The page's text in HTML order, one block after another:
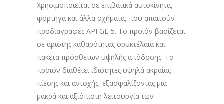
Χρησιμοποιείται σε επιβατικά αυτοκίνητα,
φορτηγά και άλλα οχήματα, που απαιτούν
προδιαγραφές API GL-5. Το προϊόν βασίζεται
σε άριστης καθαρότητας ορυκτέλαια και
πακέτα πρόσθετων υψηλής απόδοσης. Το
προϊόν διαθέτει ιδιότητες υψηλά ακραίας
πίεσης και αντοχής, εξασφαλίζοντας μια
μακρά και αξιόπιστη λειτουργία των